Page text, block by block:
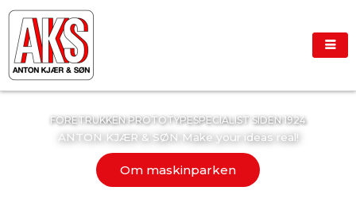
Gå
indholdet
FORETRUKKEN PROTOTYPESPECIALIST SIDEN 1924
ANTON KJÆR & SØN Make your ideas real!
Om maskinparken